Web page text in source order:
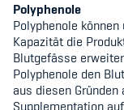
Polyphenole
Polyphenole
Kapazität die
Blutgefässe
Polyphenole den
aus diesen
Supplementation